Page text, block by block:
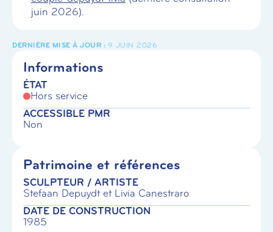
juin 2026).
9 JUIN 2026
Informations
ÉTAT
Hors service
ACCESSIBLE PMR
Non
Patrimoine et références
SCULPTEUR / ARTISTE
Stefaan Depuydt et Livia Canestraro
DATE DE CONSTRUCTION
1985